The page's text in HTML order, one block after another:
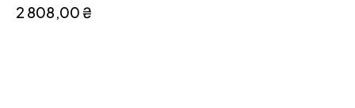
2 808,00₴